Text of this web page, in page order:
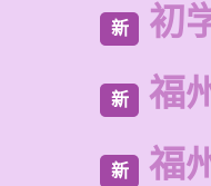
新 初
新 福
新 福